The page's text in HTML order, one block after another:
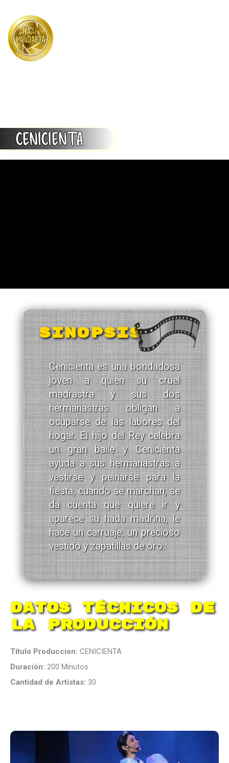
CENICIENTA
SINOPSIS
Cenicienta es una bondadosa
joven a quien su cruel
madrastra y sus dos
hermanastras obligan a
ocuparse de las labores del
hogar. El hijo del Rey celebra
un gran baile y Cenicienta
ayuda a sus hermanastras a
vestirse y peinarse para la
fiesta, cuando se marchan, se
da cuenta que quiere ir y
aparece su hada madrina, le
hace un carruaje, un precioso
vestido y zapatillas de oro.
Datos Técnicos de
la Producción
Título Produccion: CENICIENTA
Duración: 200 Minutos
Cantidad de Artistas: 30